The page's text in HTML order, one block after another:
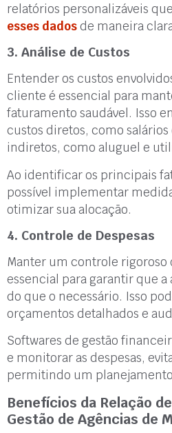
relatórios personalizáveis
esses dadosde maneira
3. Análise de Custos
Entender os custos
cliente é essencial para
faturamento saudável. Isso
custos diretos, como
indiretos, como aluguel e
Ao identificar os principais
possível implementar
otimizar sua alocação.
4. Controle de Despesas
Manter um controle rigoroso
essencial para garantir que a
do que o necessário. Isso
orçamentos detalhados e
Softwares de gestão
e monitorar as despesas,
permitindo um
Benefícios da Relação
Gestão de Agências de